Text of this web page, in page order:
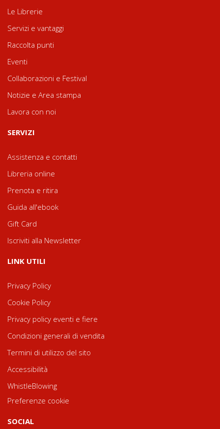
Le Librerie
Servizi e vantaggi
Raccolta punti
Eventi
Collaborazioni e Festival
Notizie e Area stampa
Lavora con noi
SERVIZI
Assistenza e contatti
Libreria online
Prenota e ritira
Guida all'ebook
Gift Card
Iscriviti alla Newsletter
LINK UTILI
Privacy Policy
Cookie Policy
Privacy policy eventi e fiere
Condizioni generali di vendita
Termini di utilizzo del sito
Accessibilità
WhistleBlowing
Preferenze cookie
SOCIAL